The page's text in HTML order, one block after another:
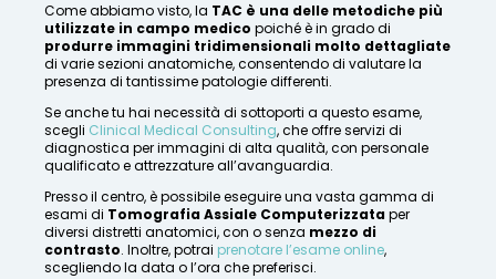
Come abbiamo visto, la TAC è una delle metodiche più
utilizzate in campo medico poiché è in grado di
produrre immagini tridimensionali molto dettagliate
di varie sezioni anatomiche, consentendo di valutare la
presenza di tantissime patologie differenti.
Se anche tu hai necessità di sottoporti a questo esame,
scegli Clinical Medical Consulting, che offre servizi di
diagnostica per immagini di alta qualità, con personale
qualificato e attrezzature all’avanguardia.
Presso il centro, è possibile eseguire una vasta gamma di
esami di Tomografia Assiale Computerizzataper
diversi distretti anatomici, con o senza mezzo di
contrasto. Inoltre, potrai prenotare l’esame online,
scegliendo la data o l’ora che preferisci.